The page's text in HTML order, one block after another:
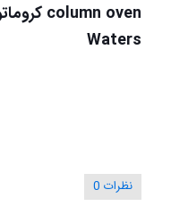
Waters
نظرات 0